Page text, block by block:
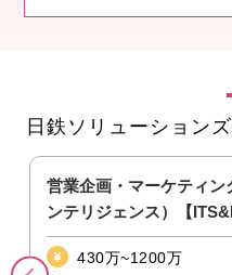
日鉄ソリューション
営業企画・マーケティン
ンテリジェンス）【
430万~1200万